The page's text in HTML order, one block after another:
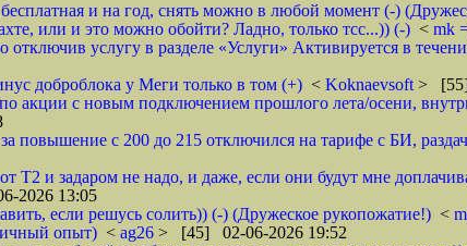
и на год, снять можно в любой момент (-)
или и это можно обойти? Ладно, только тсс...)) (-) < mk
услугу в разделе «Услуги» Активируется в
доброблока у Меги только в том (+) < Koknaevsoft > [55]
с новым подключением прошлого лета/осени,
повышение с 200 до 215 отключился на тарифе с БИ,
Т2 и задаром не надо, и даже, если они будут мне
2026 13:05
если решусь солить)) (-) (Дружеское рукопожатие!) <
опыт) < ag26 > [45] 02-06-2026 19:52